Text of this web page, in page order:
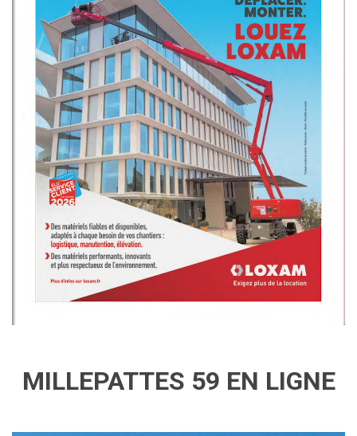
MILLEPATTES 59 EN LIGNE